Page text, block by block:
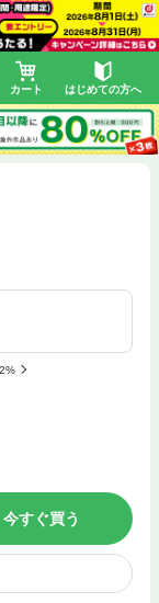
カート はじめての方へ
今すぐ買う